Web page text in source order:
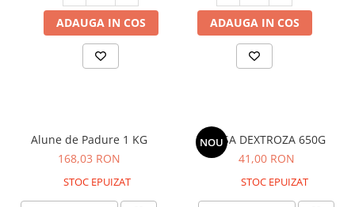
ADAUGA IN COS ADAUGA IN COS
Alune de Padure 1 KG
168,03 RON
STOC EPUIZAT
NOU
SOSA DEXTROZA 650G
41,00 RON
STOC EPUIZAT